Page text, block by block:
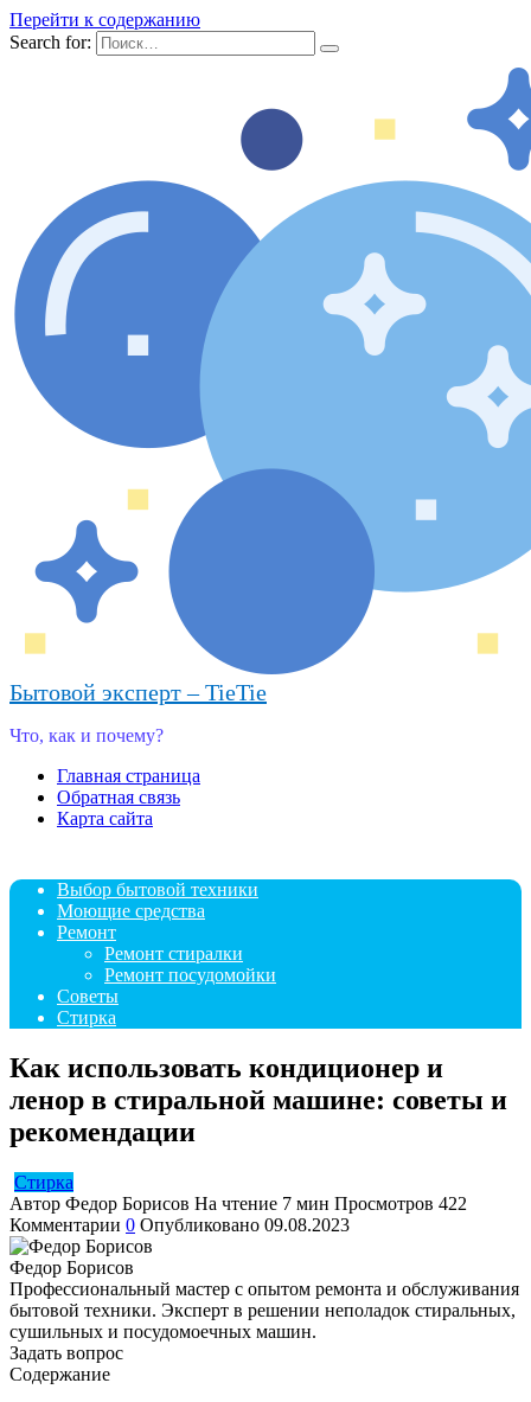
Перейти к содержанию
Search for:
Бытовой эксперт – TieTie
Что, как и почему?
Главная страница
Обратная связь
Карта сайта
Выбор бытовой техники
Моющие средства
Ремонт
Ремонт стиралки
Ремонт посудомойки
Советы
Стирка
Как использовать кондиционер и
ленор в стиральной машине: советы и
рекомендации
Стирка
Автор Федор Борисов На чтение 7 мин Просмотров 422
Комментарии 0 Опубликовано 09.08.2023
Федор Борисов
Профессиональный мастер с опытом ремонта и обслуживания
бытовой техники. Эксперт в решении неполадок стиральных,
сушильных и посудомоечных машин.
Задать вопрос
Содержание